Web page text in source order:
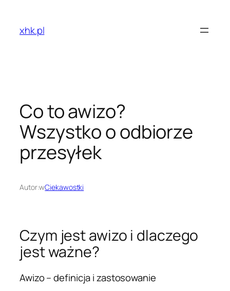
treścixhk.pl
Co to awizo?
Wszystko o odbiorze
przesyłek
Autor:wCiekawostki
Czym jest awizo i dlaczego
jest ważne?
Awizo – definicja i zastosowanie